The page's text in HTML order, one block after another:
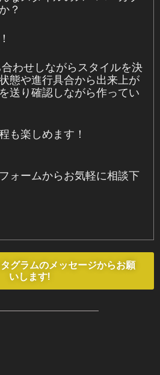
？
わせしながらスタイルを決
態や進行具合から出来上が
送り確認しながら作ってい
も楽しめます！
ォームからお気軽に相談下
グラムのメッセージからお願
いします!